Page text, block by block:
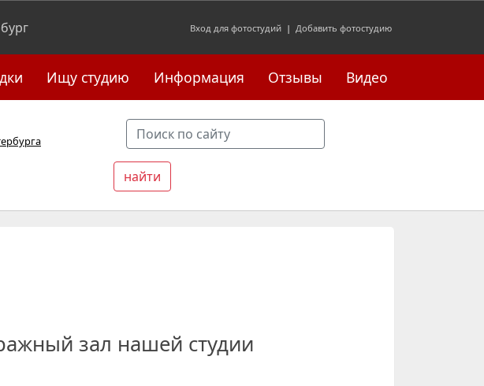
Вход для фотостудий | Добавить фотостудию
Ищу студию Информация Отзывы Видео
зал нашей студии